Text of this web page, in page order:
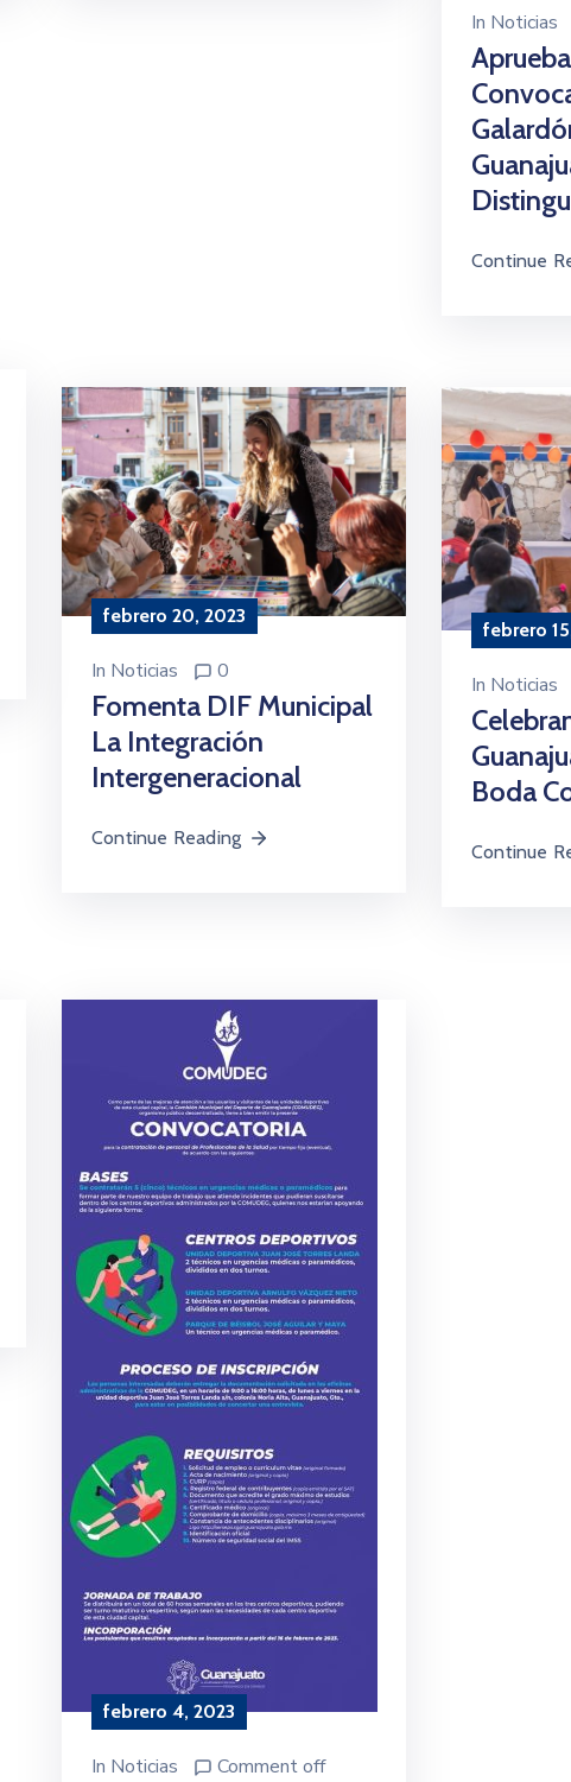
In Noticias
Continue
febrero 20, 2023
In Noticias 0
Fomenta DIF Municipal
La Integración
Intergeneracional
Continue Reading
febrero
In Noticias
Boda
Continue
febrero 4, 2023
In Noticias Comment off